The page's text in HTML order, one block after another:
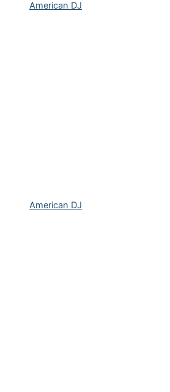
American DJ
American DJ